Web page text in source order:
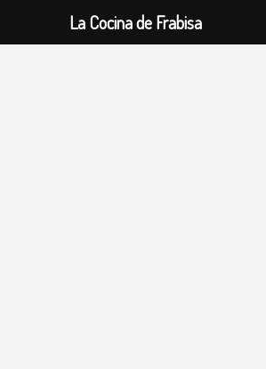
La Cocina de Frabisa